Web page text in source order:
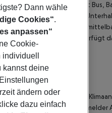
wo aus die ganze Stadt mit Bus,
Geschäften und anderen
befinden sich in
Darüber hinaus verfügt
Minibar Zentral regulierte
nein
Dann wähle
Cookies“.
anpassen“
Cookie-
kannst deine
ändern oder
dazu einfach